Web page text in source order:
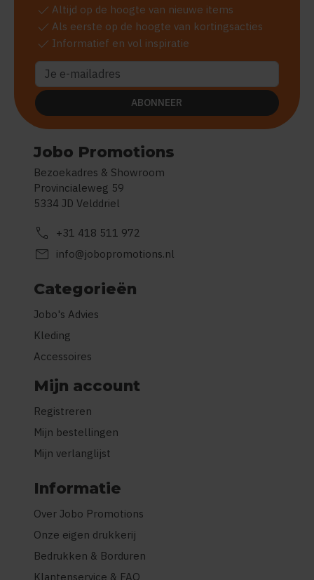
Jobo Promotions
Bezoekadres & Showroom
Provincialeweg 59
5334 JD Velddriel
call +31 418 511 972
mail info@jobopromotions.nl
Categorieën
Jobo's Advies
Kleding
Accessoires
Mijn account
Registreren
Mijn bestellingen
Mijn verlanglijst
Informatie
Over Jobo Promotions
Onze eigen drukkerij
Bedrukken & Borduren
Klantenservice & FAQ
check Altijd op de hoogte van nieuwe items
check Als eerste op de hoogte van kortingsacties
check Informatief en vol inspiratie
ABONNEER